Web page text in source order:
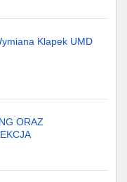
Klapek UMD
ORAZ